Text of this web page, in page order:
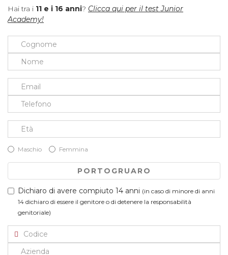
Hai tra i 11 e i 16 anni? Clicca qui per il test Junior
Academy!
Maschio Femmina
PORTOGRUARO
Dichiaro di avere compiuto 14 anni (in caso di minore di anni
14 dichiaro di essere il genitore o di detenere la responsabilità
genitoriale)